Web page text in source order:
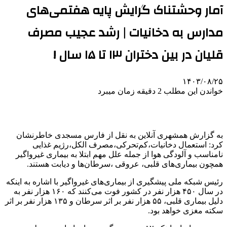
آمار وحشتناک گرایش پایه هفتمی‌های
مدارس به دخانیات | رشد عجیب مصرف
قلیان در بین دختران ۱۳ تا ۱۵ سال !
۱۴۰۳/۰۸/۲۵
خواندن این مطلب 2 دقیقه زمان میبرد
به گزارش همشهری آنلاین به نقل از فارس مسجدی خاطرنشان
کرد: استعمال دخانیات،کم‌تحرکی،مصرف الکل،رژیم غذایی
نامناسب و آلودگی هوا از جمله علل مهم ابتلا به بیماری غیرواگیر
همچون بیماری‌های قلبی، عروقی ،سرطان‌ها و دیابت هستند.
رئیس شبکه ملی پیشگیری از بیماری‌های غیرواگیر با اشاره به اینکه
در سال ۴۵۰ هزار نفر در کشور فوت می‌کنند که ۱۶۰ هزار نفر به
دلیل بیماری قلبی، ۵۵ هزار نفر بر اثر سرطان و ۱۳۵ هزار نفر بر اثر
سکته مغزی خواهد بود.